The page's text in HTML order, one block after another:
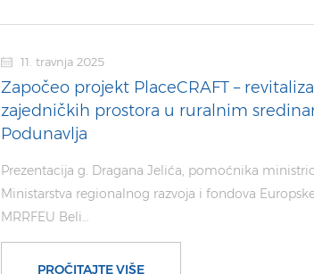
11. travnja 2025
Započeo projekt PlaceCRAFT –
zajedničkih prostora u ruralnim
Podunavlja
Prezentacija g. Dragana Jelića, pomoćnika
Ministarstva regionalnog razvoja i fondova
MRRFEU Beli…
PROČITAJTE VIŠE